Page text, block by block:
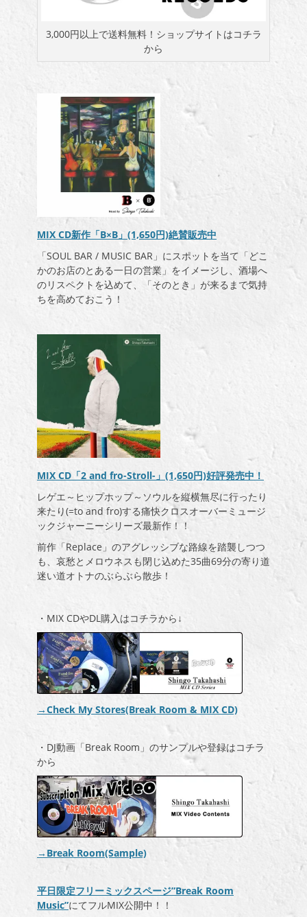
3,000円以上で送料無料！ショップサイトはコチラ
から
MIX CD新作「B×B」(1,650円)絶賛販売中
「SOUL BAR / MUSIC BAR」にスポットを当て「どこ
かのお店のとある一日の営業」をイメージし、酒場へ
のリスペクトを込めて、「そのとき」が来るまで気持
ちを高めておこう！
MIX CD「2 and fro-Stroll-」(1,650円)好評発売中！
レゲエ～ヒップホップ～ソウルを縦横無尽に行ったり
来たり(=to and fro)する痛快クロスオーバーミュージ
ックジャーニーシリーズ最新作！！
前作「Replace」のアグレッシブな路線を踏襲しつつ
も、哀愁とメロウネスも閉じ込めた35曲69分の寄り道
迷い道オトナのぶらぶら散歩！
・MIX CDやDL購入はコチラから↓
→Check My Stores(Break Room & MIX CD)
・DJ動画「Break Room」のサンプルや登録はコチラ
から
→Break Room(Sample)
平日限定フリーミックスページ”Break Room
Music”にてフルMIX公開中！！